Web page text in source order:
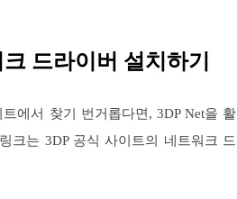
드라이버 설치하기
에서 찾기 번거롭다면, 3DP Net을 활
크는 3DP 공식 사이트의 네트워크 드